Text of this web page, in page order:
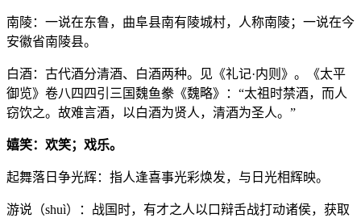
南陵：一说在东鲁，曲阜县南有陵城村，人称南陵；一说在今
安徽省南陵县。
白酒：古代酒分清酒、白酒两种。见《礼记·内则》。《太平
御览》卷八四四引三国魏鱼豢《魏略》：“太祖时禁酒，而人
窃饮之。故难言酒，以白酒为贤人，清酒为圣人。”
嬉笑：欢笑；戏乐。
起舞落日争光辉：指人逢喜事光彩焕发，与日光相辉映。
游说（shuì）：战国时，有才之人以口辩舌战打动诸侯，获取